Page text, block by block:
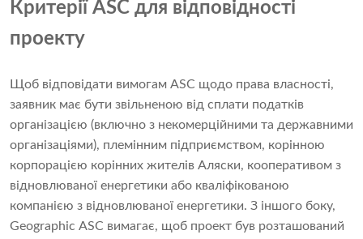
Критерії ASC для відповідності
проекту
Щоб відповідати вимогам ASC щодо права власності,
заявник має бути звільненою від сплати податків
організацією (включно з некомерційними та державними
організаціями), племінним підприємством, корінною
корпорацією корінних жителів Аляски, кооперативом з
відновлюваної енергетики або кваліфікованою
компанією з відновлюваної енергетики. З іншого боку,
Geographic ASC вимагає, щоб проект був розташований